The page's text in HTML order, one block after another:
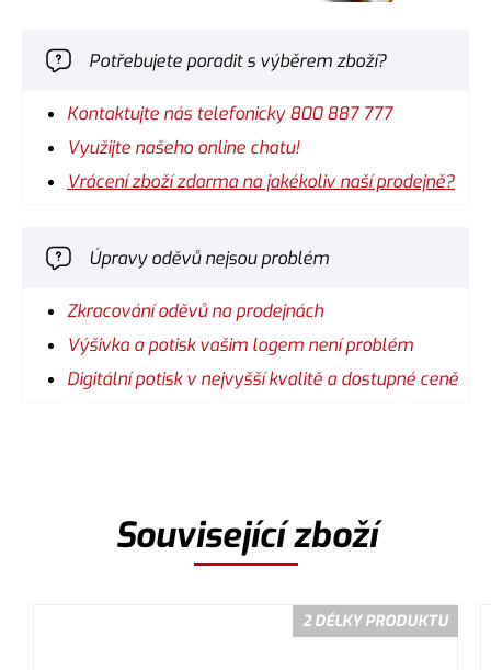
Potřebujete poradit s výběrem zboží?
Kontaktujte nás telefonicky 800 887 777
Využijte našeho online chatu!
Vrácení zboží zdarma na jakékoliv naší prodejně?
Úpravy oděvů nejsou problém
Zkracování oděvů na prodejnách
Výšivka a potisk vašim logem není problém
Digitální potisk v nejvyšší kvalitě a dostupné ceně
Související zboží
2 DÉLKY PRODUKTU